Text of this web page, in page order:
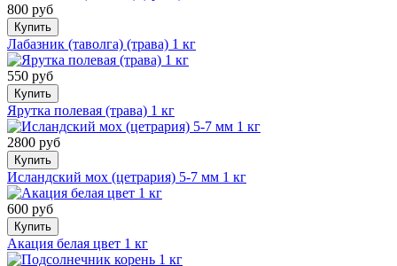
800 руб
Купить
Лабазник (таволга) (трава) 1 кг
550 руб
Купить
Ярутка полевая (трава) 1 кг
2800 руб
Купить
Исландский мох (цетрария) 5-7 мм 1 кг
600 руб
Купить
Акация белая цвет 1 кг